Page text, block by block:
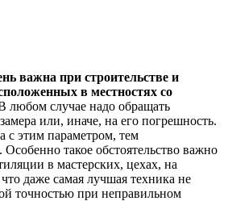
важна при строительстве и
в местностях со
любом случае надо обращать
или, иначе, на его погрешность.
с этим параметром, тем
такое обстоятельство важно
в мастерских, цехах, на
даже самая лучшая техника не
точностью при неправильном